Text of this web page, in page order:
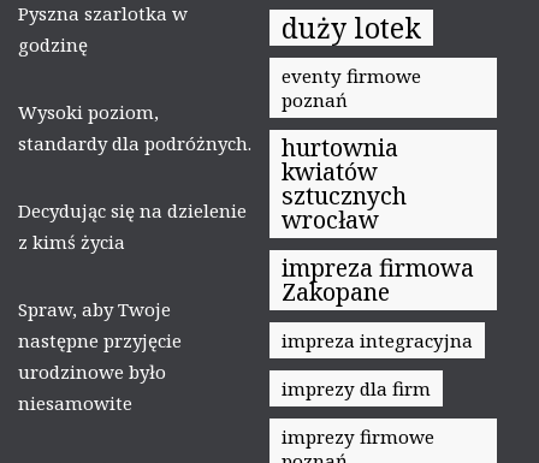
Pyszna szarlotka w
godzinę
Wysoki poziom,
standardy dla podróżnych.
Decydując się na dzielenie
z kimś życia
Spraw, aby Twoje
następne przyjęcie
urodzinowe było
niesamowite
duży lotek
eventy firmowe
poznań
hurtownia
kwiatów
sztucznych
wrocław
impreza firmowa
Zakopane
impreza integracyjna
imprezy dla firm
imprezy firmowe